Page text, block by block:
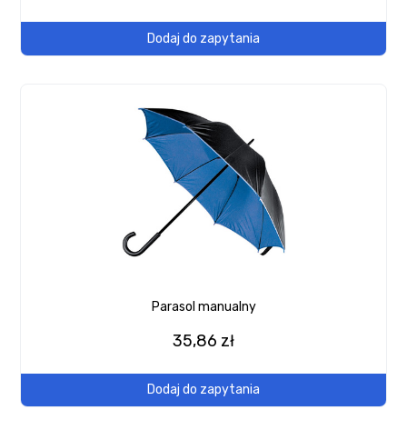
Dodaj do zapytania
Parasol manualny
35,86 zł
Dodaj do zapytania